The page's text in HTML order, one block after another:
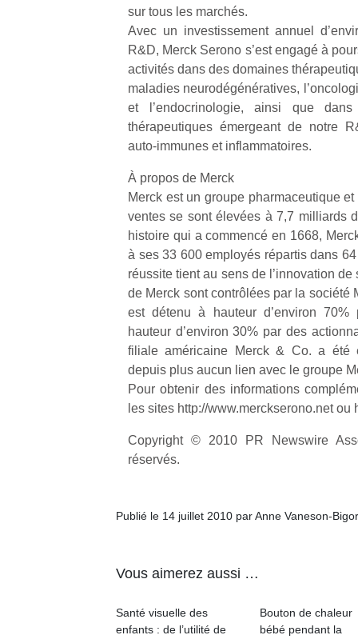
sur tous les marchés.
Avec un investissement annuel
R&D, Merck Serono s’est engagé à
activités dans des domaines
maladies neurodégénératives,
et l’endocrinologie, ainsi que
thérapeutiques émergeant de notre
auto-immunes et inflammatoires.
À propos de Merck
Merck est un groupe pharmaceutique
ventes se sont élevées à 7,7 milliards
histoire qui a commencé en 1668,
à ses 33 600 employés répartis dans
réussite tient au sens de l’innovation
de Merck sont contrôlées par la société
est détenu à hauteur d’environ
hauteur d’environ 30% par des
filiale américaine Merck & Co. a été
depuis plus aucun lien avec le groupe
Pour obtenir des informations
les sites http://www.merckserono.net ou
Copyright © 2010 PR Newswire
réservés.
Publié le 14 juillet 2010 par Anne Vaneson-
Vous aimerez aussi …
Santé visuelle des
enfants : de l’utilité de
Bouton de chaleur
bébé pendant la